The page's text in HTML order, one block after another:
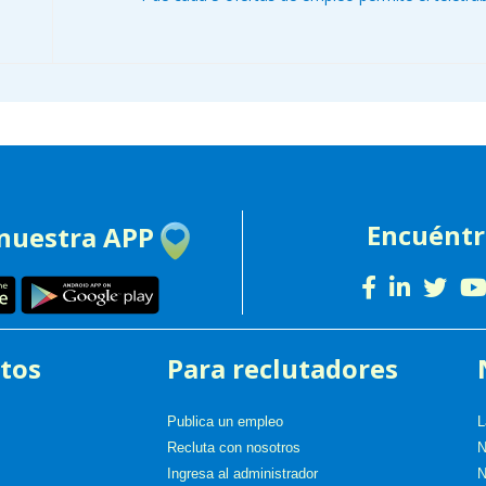
APP
Para reclutadores
Publica un empleo
Recluta con nosotros
Ingresa al administrador